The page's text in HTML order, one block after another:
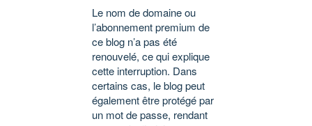
Le nom de domaine ou
l’abonnement premium de
ce blog n’a pas été
renouvelé, ce qui explique
cette interruption. Dans
certains cas, le blog peut
également être protégé par
un mot de passe, rendant